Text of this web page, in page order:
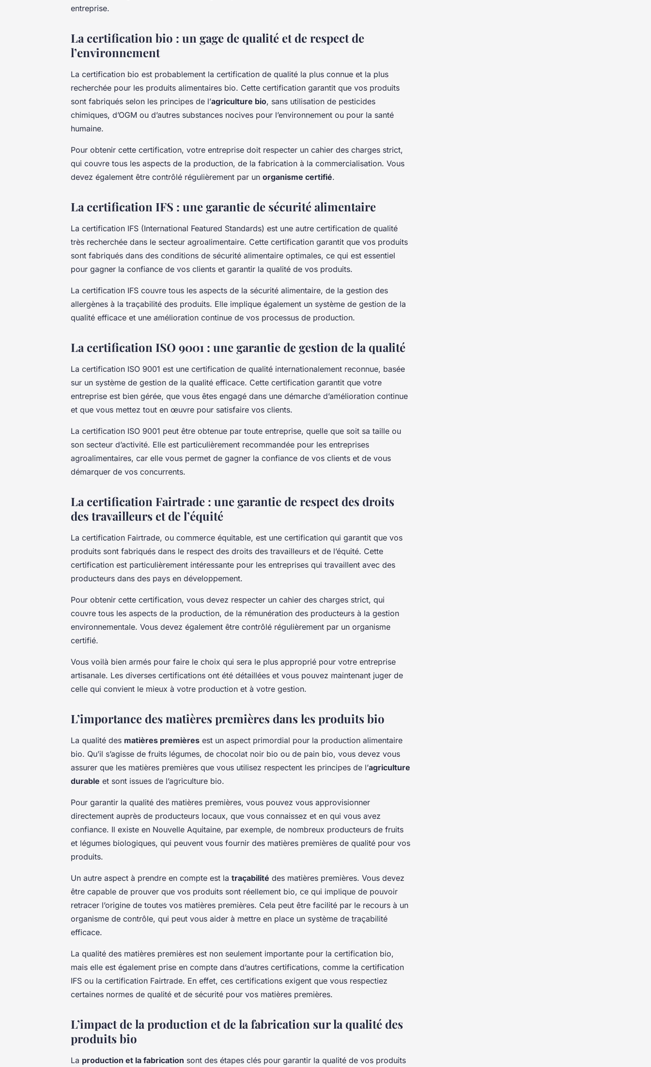
entreprise.
La certification bio : un gage de qualité et de respect de
l’environnement
La certification bio est probablement la certification de qualité la plus connue et la plus
recherchée pour les produits alimentaires bio. Cette certification garantit que vos produits
sont fabriqués selon les principes de l’agriculture bio, sans utilisation de pesticides
chimiques, d’OGM ou d’autres substances nocives pour l’environnement ou pour la santé
humaine.
Pour obtenir cette certification, votre entreprise doit respecter un cahier des charges strict,
qui couvre tous les aspects de la production, de la fabrication à la commercialisation. Vous
devez également être contrôlé régulièrement par un organisme certifié.
La certification IFS : une garantie de sécurité alimentaire
La certification IFS (International Featured Standards) est une autre certification de qualité
très recherchée dans le secteur agroalimentaire. Cette certification garantit que vos produits
sont fabriqués dans des conditions de sécurité alimentaire optimales, ce qui est essentiel
pour gagner la confiance de vos clients et garantir la qualité de vos produits.
La certification IFS couvre tous les aspects de la sécurité alimentaire, de la gestion des
allergènes à la traçabilité des produits. Elle implique également un système de gestion de la
qualité efficace et une amélioration continue de vos processus de production.
La certification ISO 9001 : une garantie de gestion de la qualité
La certification ISO 9001 est une certification de qualité internationalement reconnue, basée
sur un système de gestion de la qualité efficace. Cette certification garantit que votre
entreprise est bien gérée, que vous êtes engagé dans une démarche d’amélioration continue
et que vous mettez tout en œuvre pour satisfaire vos clients.
La certification ISO 9001 peut être obtenue par toute entreprise, quelle que soit sa taille ou
son secteur d’activité. Elle est particulièrement recommandée pour les entreprises
agroalimentaires, car elle vous permet de gagner la confiance de vos clients et de vous
démarquer de vos concurrents.
La certification Fairtrade : une garantie de respect des droits
des travailleurs et de l’équité
La certification Fairtrade, ou commerce équitable, est une certification qui garantit que vos
produits sont fabriqués dans le respect des droits des travailleurs et de l’équité. Cette
certification est particulièrement intéressante pour les entreprises qui travaillent avec des
producteurs dans des pays en développement.
Pour obtenir cette certification, vous devez respecter un cahier des charges strict, qui
couvre tous les aspects de la production, de la rémunération des producteurs à la gestion
environnementale. Vous devez également être contrôlé régulièrement par un organisme
certifié.
Vous voilà bien armés pour faire le choix qui sera le plus approprié pour votre entreprise
artisanale. Les diverses certifications ont été détaillées et vous pouvez maintenant juger de
celle qui convient le mieux à votre production et à votre gestion.
L’importance des matières premières dans les produits bio
La qualité des matières premières est un aspect primordial pour la production alimentaire
bio. Qu’il s’agisse de fruits légumes, de chocolat noir bio ou de pain bio, vous devez vous
assurer que les matières premières que vous utilisez respectent les principes de l’agriculture
durable et sont issues de l’agriculture bio.
Pour garantir la qualité des matières premières, vous pouvez vous approvisionner
directement auprès de producteurs locaux, que vous connaissez et en qui vous avez
confiance. Il existe en Nouvelle Aquitaine, par exemple, de nombreux producteurs de fruits
et légumes biologiques, qui peuvent vous fournir des matières premières de qualité pour vos
produits.
Un autre aspect à prendre en compte est la traçabilité des matières premières. Vous devez
être capable de prouver que vos produits sont réellement bio, ce qui implique de pouvoir
retracer l’origine de toutes vos matières premières. Cela peut être facilité par le recours à un
organisme de contrôle, qui peut vous aider à mettre en place un système de traçabilité
efficace.
La qualité des matières premières est non seulement importante pour la certification bio,
mais elle est également prise en compte dans d’autres certifications, comme la certification
IFS ou la certification Fairtrade. En effet, ces certifications exigent que vous respectiez
certaines normes de qualité et de sécurité pour vos matières premières.
L’impact de la production et de la fabrication sur la qualité des
produits bio
La production et la fabrication sont des étapes clés pour garantir la qualité de vos produits